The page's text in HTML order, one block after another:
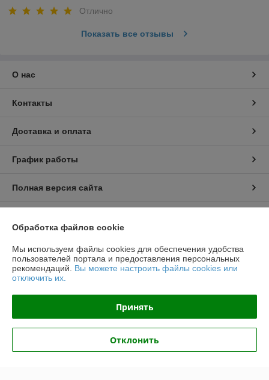
Отлично
Показать все отзывы
О нас
Контакты
Доставка и оплата
График работы
Полная версия сайта
Сайт создан на платформе Deal.by
Индивидуальный предприниматель:ИП Крук Сергей Иванович
г. Минск ул. Прушинских дом 6 , кв 133
Обработка файлов cookie
Мы используем файлы cookies для обеспечения удобства
пользователей портала и предоставления персональных
рекомендаций. Вы можете настроить файлы cookies или
отключить их.
Принять
Отклонить